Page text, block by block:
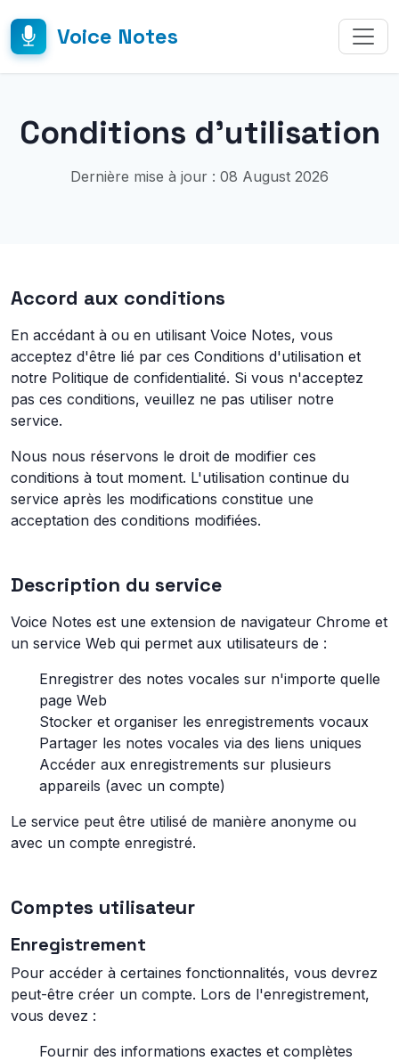
Voice Notes
Conditions d'utilisation
Dernière mise à jour : 08 August 2026
Accord aux conditions
En accédant à ou en utilisant Voice Notes, vous
acceptez d'être lié par ces Conditions d'utilisation et
notre Politique de confidentialité. Si vous n'acceptez
pas ces conditions, veuillez ne pas utiliser notre
service.
Nous nous réservons le droit de modifier ces
conditions à tout moment. L'utilisation continue du
service après les modifications constitue une
acceptation des conditions modifiées.
Description du service
Voice Notes est une extension de navigateur Chrome et
un service Web qui permet aux utilisateurs de :
Enregistrer des notes vocales sur n'importe quelle
page Web
Stocker et organiser les enregistrements vocaux
Partager les notes vocales via des liens uniques
Accéder aux enregistrements sur plusieurs
appareils (avec un compte)
Le service peut être utilisé de manière anonyme ou
avec un compte enregistré.
Comptes utilisateur
Enregistrement
Pour accéder à certaines fonctionnalités, vous devrez
peut-être créer un compte. Lors de l'enregistrement,
vous devez :
Fournir des informations exactes et complètes